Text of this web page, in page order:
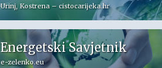
Urinj, Kostrena – cistocarijeka.hr
Energetski Savjetnik
e-zelenko.eu